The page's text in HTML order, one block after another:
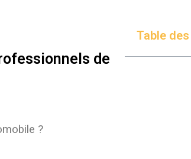
de
?
Table